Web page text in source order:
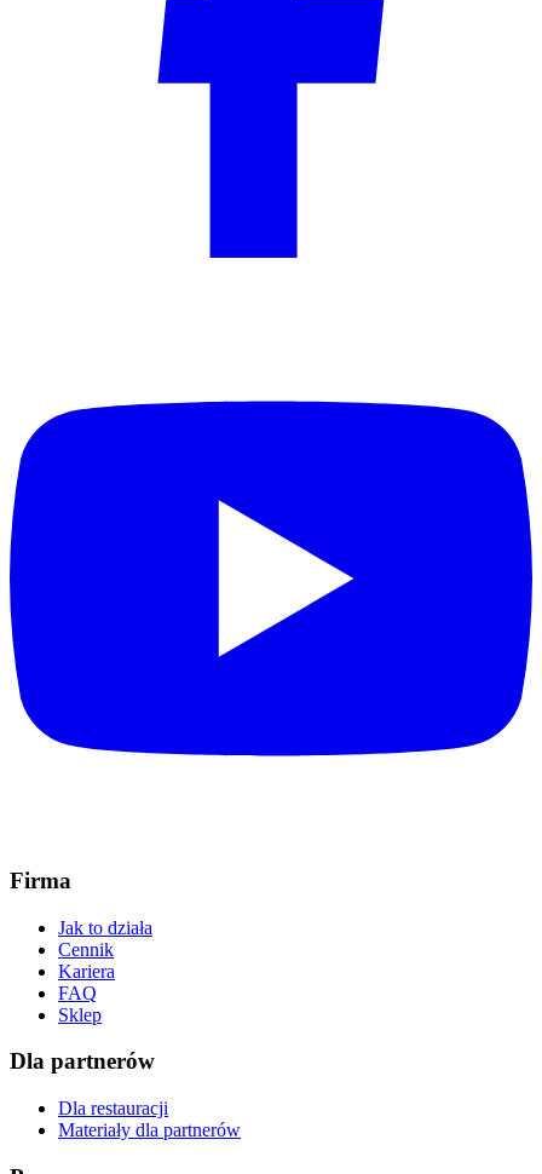
Firma
Jak to działa
Cennik
Kariera
FAQ
Sklep
Dla partnerów
Dla restauracji
Materiały dla partnerów